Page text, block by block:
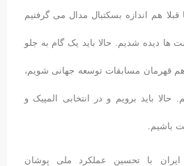
هم اندازه بسکتبال مدال می گرفتیم
ها دیده شدیم. حالا باید یک گام به جلو
هم قهرمان مسابقات توسعه جهانی شویم،
حالا باید برویم و در انتخابی المپیک و
باشیم.
با تحسین عملکرد ملی پوشان